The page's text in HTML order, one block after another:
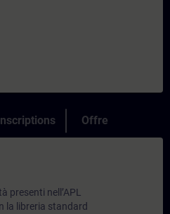
Offre
presenti nell’APL
la libreria standard